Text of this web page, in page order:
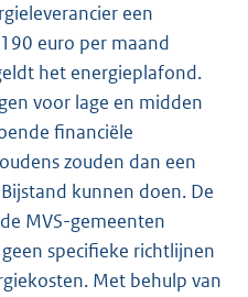
een
euro per maand
het energieplafond.
voor lage en midden
financiële
zouden dan een
kunnen doen. De
MVS-gemeenten
specifieke richtlijnen
Met behulp van